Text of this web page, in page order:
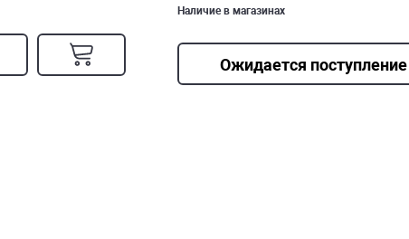
Наличие в магазинах
Ожидается поступление